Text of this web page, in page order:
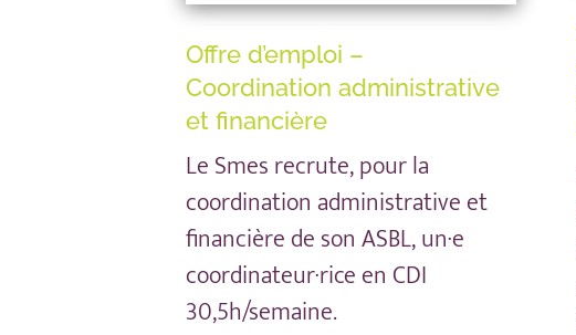
Offre d’emploi –
Coordination administrative
et financière
Le Smes recrute, pour la
coordination administrative et
financière de son ASBL, un·e
coordinateur·rice en CDI
30,5h/semaine.